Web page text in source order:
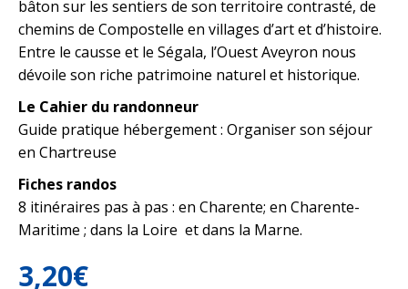
bâton sur les sentiers de son territoire contrasté, de
chemins de Compostelle en villages d’art et d’histoire.
Entre le causse et le Ségala, l’Ouest Aveyron nous
dévoile son riche patrimoine naturel et historique.
Le Cahier du randonneur
Guide pratique hébergement : Organiser son séjour
en Chartreuse
Fiches randos
8 itinéraires pas à pas : en Charente; en Charente-
Maritime ; dans la Loire et dans la Marne.
3,20€